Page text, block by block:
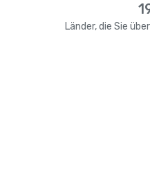
Länder, die Sie